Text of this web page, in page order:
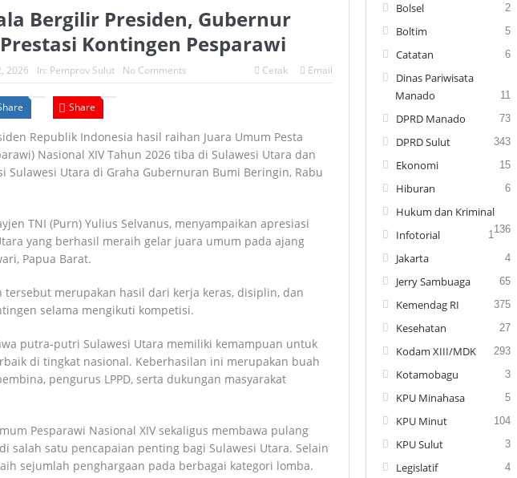
Bergilir Presiden, Gubernur
Kontingen Pesparawi
2026 In: Pemprov Sulut No Comments Cetak Email
Share
Republik Indonesia hasil raihan Juara Umum Pesta
Nasional XIV Tahun 2026 tiba di Sulawesi Utara dan
Sulawesi Utara di Graha Gubernuran Bumi Beringin, Rabu
TNI (Purn) Yulius Selvanus, menyampaikan apresiasi
yang berhasil meraih gelar juara umum pada ajang
Papua Barat.
merupakan hasil dari kerja keras, disiplin, dan
selama mengikuti kompetisi.
putra-putri Sulawesi Utara memiliki kemampuan untuk
di tingkat nasional. Keberhasilan ini merupakan buah
pengurus LPPD, serta dukungan masyarakat
Pesparawi Nasional XIV sekaligus membawa pulang
salah satu pencapaian penting bagi Sulawesi Utara. Selain
sejumlah penghargaan pada berbagai kategori lomba.
Bolsel 2
Boltim 5
Catatan 6
Dinas Pariwisata
Manado
11
DPRD Manado 73
DPRD Sulut 343
Ekonomi 15
Hiburan 6
Hukum dan Kriminal
136
Infotorial 1
Jakarta 4
Jerry Sambuaga 65
Kemendag RI 375
Kesehatan 27
Kodam XIII/MDK 293
Kotamobagu 3
KPU Minahasa 5
KPU Minut 104
KPU Sulut 3
Legislatif 4